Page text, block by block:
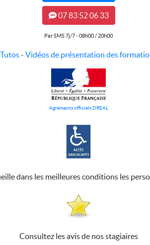
07 83 52 06 33
Par SMS 7j/7 - 08h00 / 20h00
Tutos- Vidéos de présentation des
Agréments officiels DREAL
dans les meilleures conditions les
Consultez les avis de nos stagiaires